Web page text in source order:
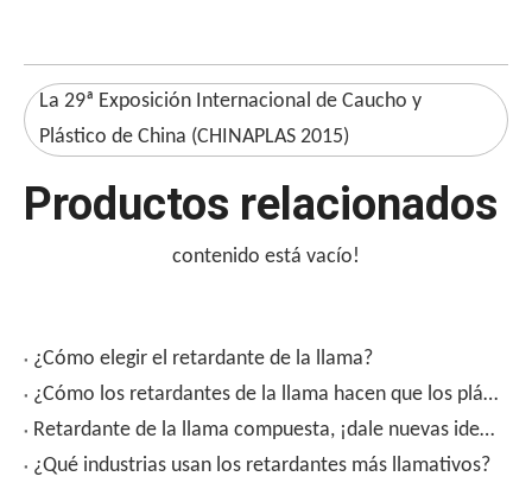
La 29ª Exposición Internacional de Caucho y
Plástico de China (CHINAPLAS 2015)
Productos relacionados
contenido está vacío!
¿Cómo elegir el retardante de la llama?
¿Cómo los retardantes de la llama hacen que los plásticos no teman la llama abierta?
Retardante de la llama compuesta, ¡dale nuevas ideas de retardante de llama!
¿Qué industrias usan los retardantes más llamativos?